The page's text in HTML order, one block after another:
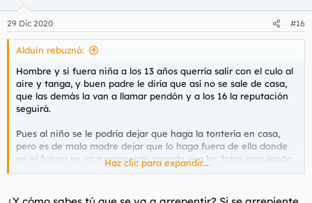
e
s
29 Dic 2020 #16
Alduin rebuznó:
Hombre y si fuera niña a los 13 años querría salir con el culo al
aire y tanga, y buen padre le diría que así no se sale de casa,
que las demás la van a llamar pendón y a los 16 la reputación
seguirá.
Pues al niño se le podría dejar que haga la tontería en casa,
pero es de mala madre dejar que lo haga fuera de ella donde
en el futuro se va a arrepentir cuando vea las fotos circulando
cuando se le quite la tontería.
Haz clic para expandir...